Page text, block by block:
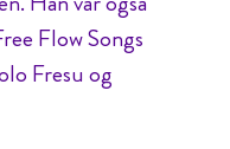
Flow Songs
Fresu og